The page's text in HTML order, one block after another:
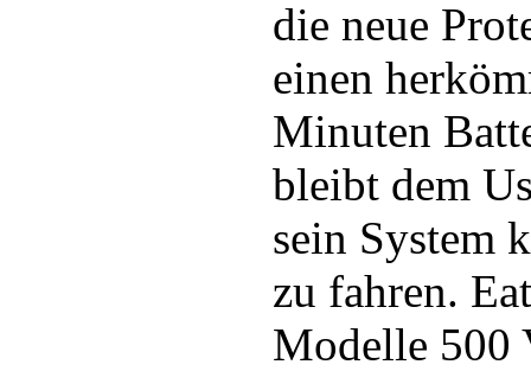
die neue
einen
Minuten
bleibt dem
sein System
zu fahren.
Modelle 500